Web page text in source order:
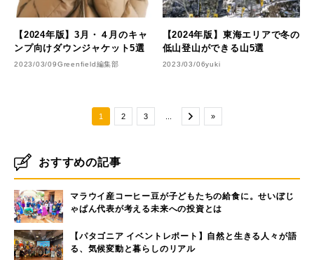
【2024年版】3月・４月のキャ
ンプ向けダウンジャケット5選
2023/03/09Greenfield編集部
【2024年版】東海エリアで冬の
低山登山ができる山5選
2023/03/06yuki
1 2 3 ... »
おすすめの記事
マラウイ産コーヒー豆が子どもたちの給食に。せいぼじ
ゃぱん代表が考える未来への投資とは
【パタゴニア イベントレポート】自然と生きる人々が語
る、気候変動と暮らしのリアル